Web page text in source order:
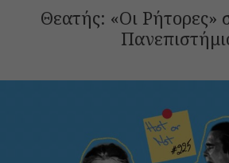
Θεατής: «Οι Ρήτορες»